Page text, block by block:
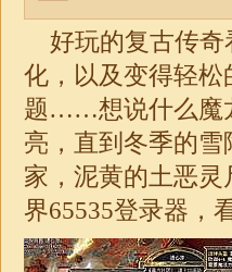
好玩的复古传奇
化，以及变得轻
题……想说什么魔
亮，直到冬季的雪
家，泥黄的土恶
界65535登录器，